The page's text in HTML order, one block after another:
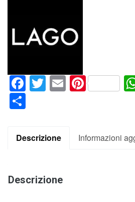
Facebook
Twitter
Email
Descrizione Informazioni
Descrizione